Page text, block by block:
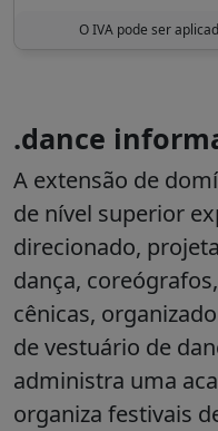
O IVA pode ser
.dance
A extensão de
de nível superior
direcionado,
dança,
cênicas,
de vestuário de
administra uma
organiza festivais